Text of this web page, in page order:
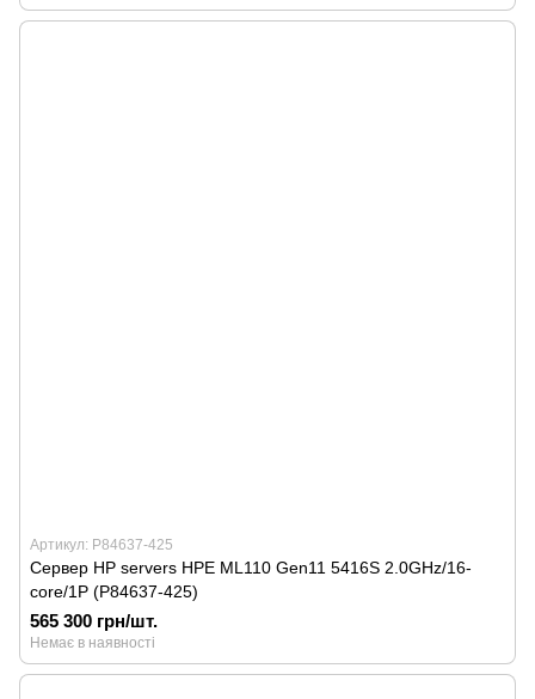
Артикул: P84637-425
Сервер HP servers HPE ML110 Gen11 5416S 2.0GHz/16-
core/1P (P84637-425)
565 300 грн/шт.
Немає в наявності